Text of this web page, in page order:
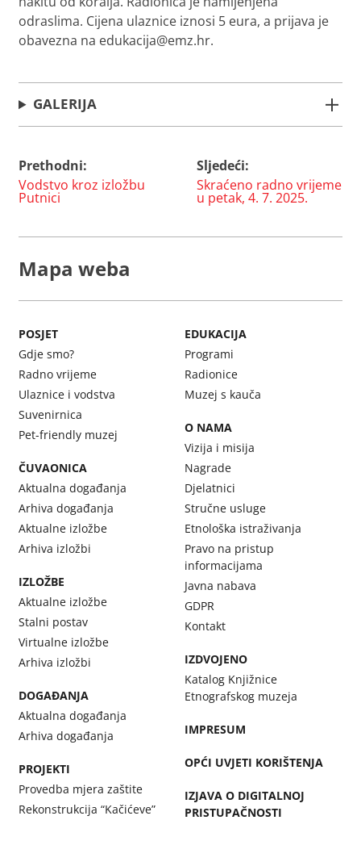
odraslima. Cijena ulaznice iznosi 5 eura, a prijava je
obavezna na edukacija@emz.hr.
GALERIJA
Navigacija
objava
Prethodni:
Vodstvo kroz izložbu
Putnici
Sljedeći:
Skraćeno radno vrijeme
u petak, 4. 7. 2025.
Mapa weba
POSJET
Gdje smo?
Radno vrijeme
Ulaznice i vodstva
Suvenirnica
Pet-friendly muzej
ČUVAONICA
Aktualna događanja
Arhiva događanja
Aktualne izložbe
Arhiva izložbi
IZLOŽBE
Aktualne izložbe
Stalni postav
Virtualne izložbe
Arhiva izložbi
DOGAĐANJA
Aktualna događanja
Arhiva događanja
PROJEKTI
Provedba mjera zaštite
Rekonstrukcija “Kačićeve”
EDUKACIJA
Programi
Radionice
Muzej s kauča
O NAMA
Vizija i misija
Nagrade
Djelatnici
Stručne usluge
Etnološka istraživanja
Pravo na pristup
informacijama
Javna nabava
GDPR
Kontakt
IZDVOJENO
Katalog Knjižnice
Etnografskog muzeja
IMPRESUM
OPĆI UVJETI KORIŠTENJA
IZJAVA O DIGITALNOJ
PRISTUPAČNOSTI